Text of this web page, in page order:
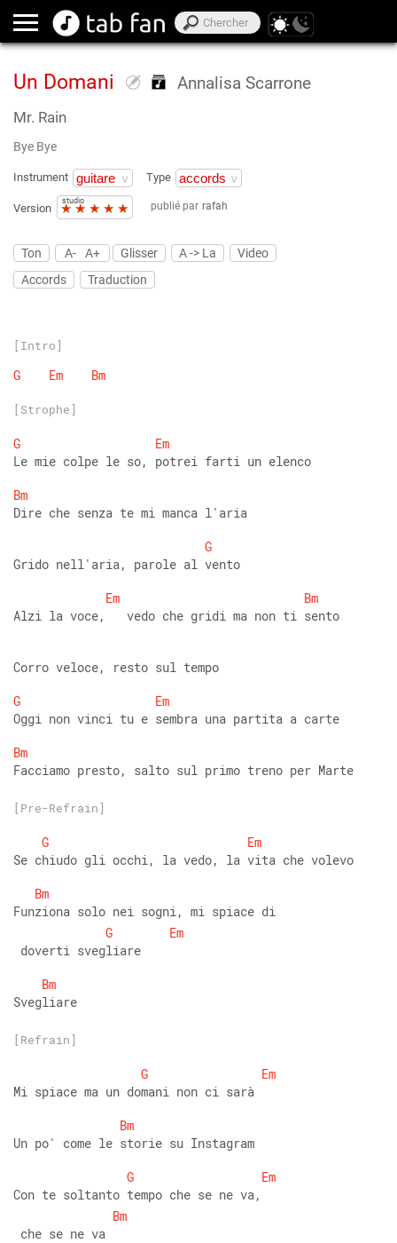
Un Domani Annalisa Scarrone
Mr. Rain
Bye Bye
Instrument Type
Version
studio
★★ ★ ★ ★ publié par rafah
Ton A- A+ Glisser A -> La
Video
Accords
Traduction
[Intro]
G Em Bm
[Strophe]
G
Em
Le mie colpe le so, potrei farti un elenco
Bm
Dire che senza te mi manca l'aria
G
Grido nell'aria, parole al vento
Em
Bm
Alzi la voce,   vedo che gridi ma non ti sento
Corro veloce, resto sul tempo
G
Em
Oggi non vinci tu e sembra una partita a carte
Bm
Facciamo presto, salto sul primo treno per Marte
[Pre-Refrain]
G
Em
Se chiudo gli occhi, la vedo, la vita che volevo
Bm
Funziona solo nei sogni, mi spiace di
G
Em
doverti svegliare
Bm
Svegliare
[Refrain]
G
Em
Mi spiace ma un domani non ci sarà
Bm
Un po' come le storie su Instagram
G
Em
Con te soltanto tempo che se ne va,
Bm
che se ne va